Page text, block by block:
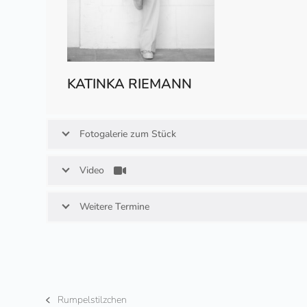
KATINKA RIEMANN
Fotogalerie zum Stück
Video
Weitere Termine
Rumpelstilzchen